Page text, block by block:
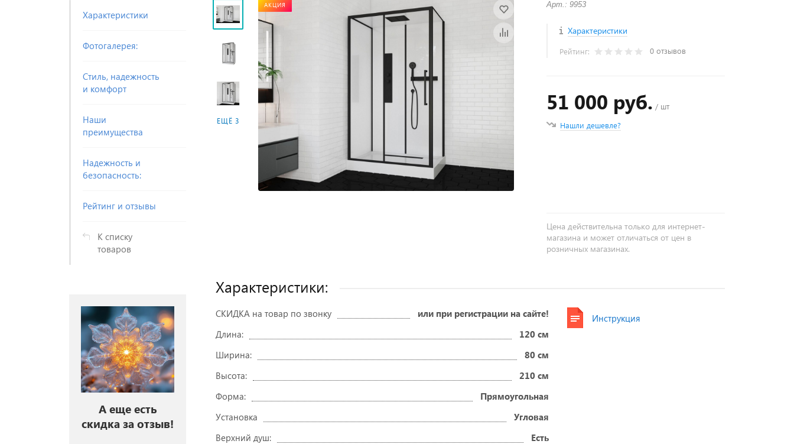
Характеристики
Фотогалерея:
Стиль, надежность
и комфорт
Наши
преимущества
Надежность и
безопасность:
Рейтинг и отзывы
К списку
товаров
А еще есть
скидка за отзыв!
ЕЩЁ 3
АКЦИЯ Арт.: 9953
Характеристики
Рейтинг: 0 отзывов
51 000 руб. / шт
Нашли дешевле?
Цена действительна только для интернет-
магазина и может отличаться от цен в
розничных магазинах.
Характеристики:
СКИДКА на товар по звонку
или при регистрации на сайте!
Длина:
120 см
Ширина:
80 см
Высота:
210 см
Форма:
Прямоугольная
Установка
Угловая
Верхний душ:
Есть
Инструкция